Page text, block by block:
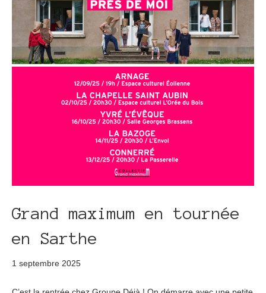
Grand maximum en tournée
en Sarthe
1 septembre 2025